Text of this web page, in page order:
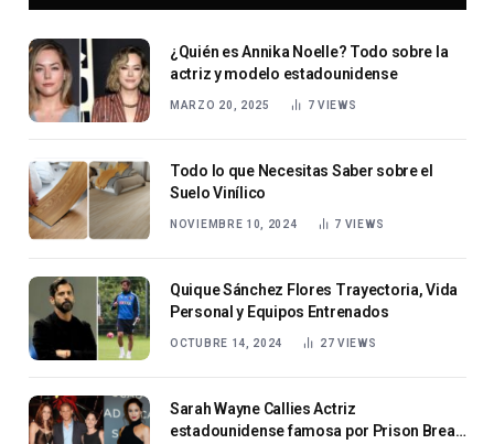
¿Quién es Annika Noelle? Todo sobre la
actriz y modelo estadounidense
MARZO 20, 2025 7 VIEWS
Todo lo que Necesitas Saber sobre el
Suelo Vinílico
NOVIEMBRE 10, 2024 7 VIEWS
Quique Sánchez Flores Trayectoria, Vida
Personal y Equipos Entrenados
OCTUBRE 14, 2024 27VIEWS
Sarah Wayne Callies Actriz
estadounidense famosa por Prison Break